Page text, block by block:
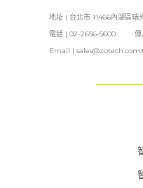
地址 | 台北市 11466內湖區瑞
電話 | 02-2656-5600 傳
Email |